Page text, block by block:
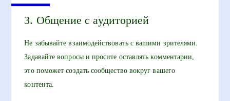
3. Общение с аудиторией
Не забывайте взаимодействовать с вашими зрителями.
Задавайте вопросы и просите оставлять комментарии,
это поможет создать сообщество вокруг вашего
контента.